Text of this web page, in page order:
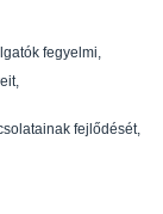
atók fegyelmi,
fejl ődését,